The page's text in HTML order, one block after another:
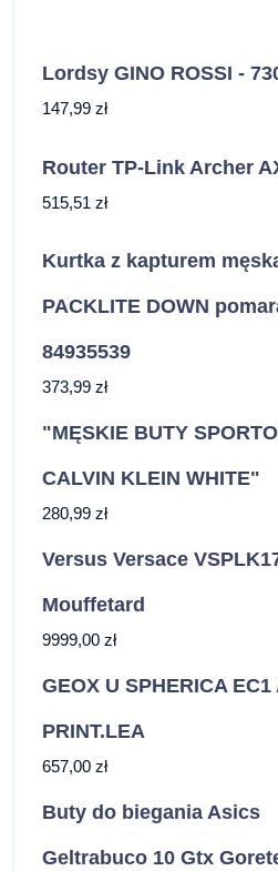
Lordsy GINO ROSSI -
147,99 zł
Router TP-Link Archer
515,51 zł
Kurtka z kapturem
PACKLITE DOWN
84935539
373,99 zł
"MĘSKIE BUTY
CALVIN KLEIN WHITE"
280,99 zł
Versus Versace
Mouffetard
9999,00 zł
GEOX U SPHERICA EC1
PRINT.LEA
657,00 zł
Buty do biegania Asics
Geltrabuco 10 Gtx